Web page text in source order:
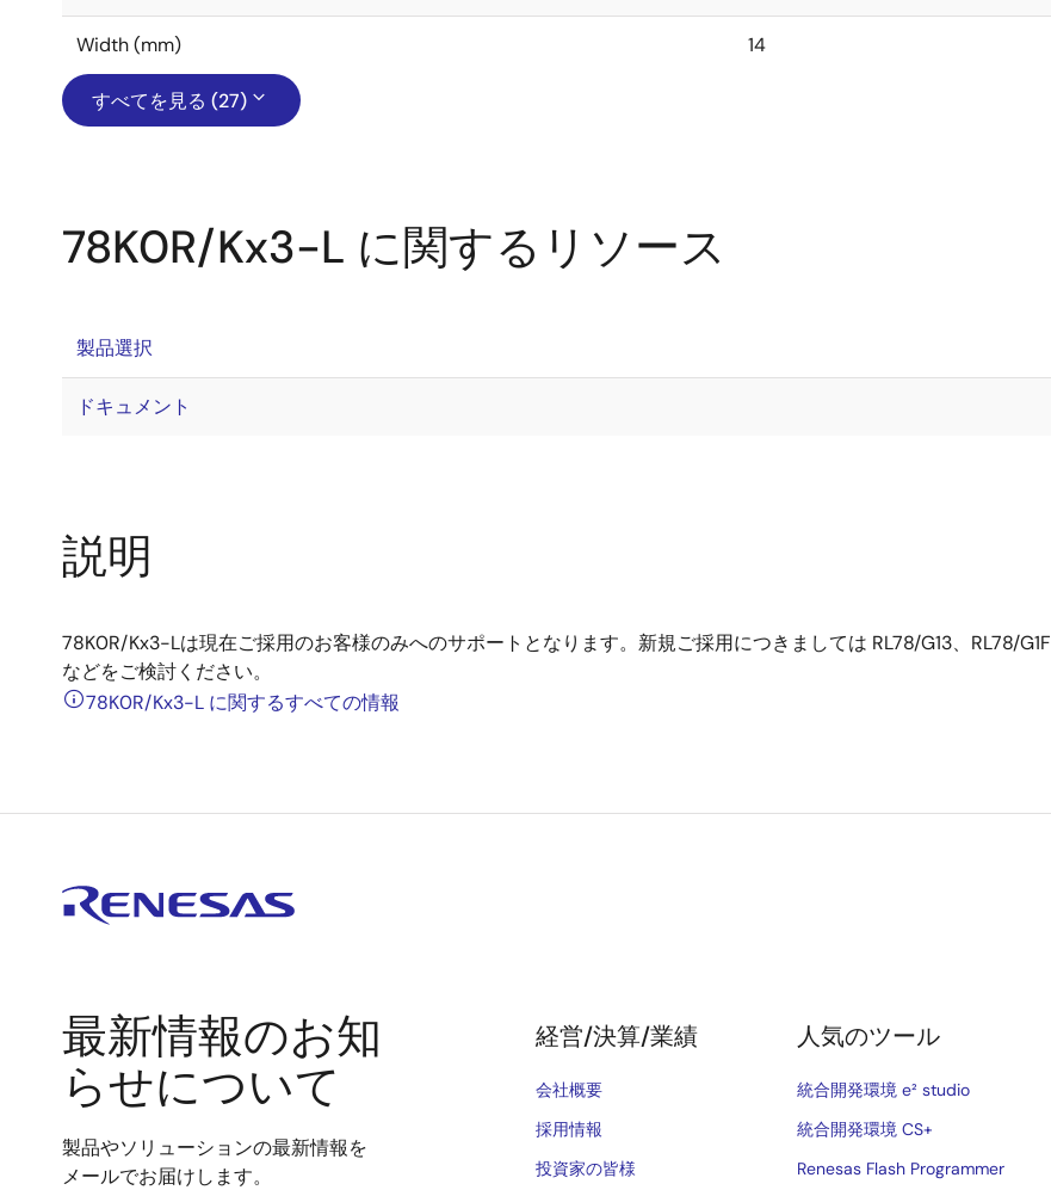
Width (mm) 14
すべてを見る (27)
78K0R/Kx3-L に関するリソース
製品選択
ドキュメント
説明
78K0R/Kx3-Lは現在ご採用のお客様のみへのサポートとなります。新規ご採用につきましては RL78/G13、RL78/G1F
などをご検討ください。
78K0R/Kx3-L に関するすべての情報
最新情報のお知
らせについて
製品やソリューションの最新情報を
メールでお届けします。
経営/決算/業績
会社概要
採用情報
投資家の皆様
人気のツール
統合開発環境 e² studio
統合開発環境 CS+
Renesas Flash Programmer